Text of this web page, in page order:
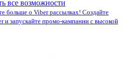
все возможности
больше о Viber рассылках! Создайте
и запускайте промо-кампании с высокой